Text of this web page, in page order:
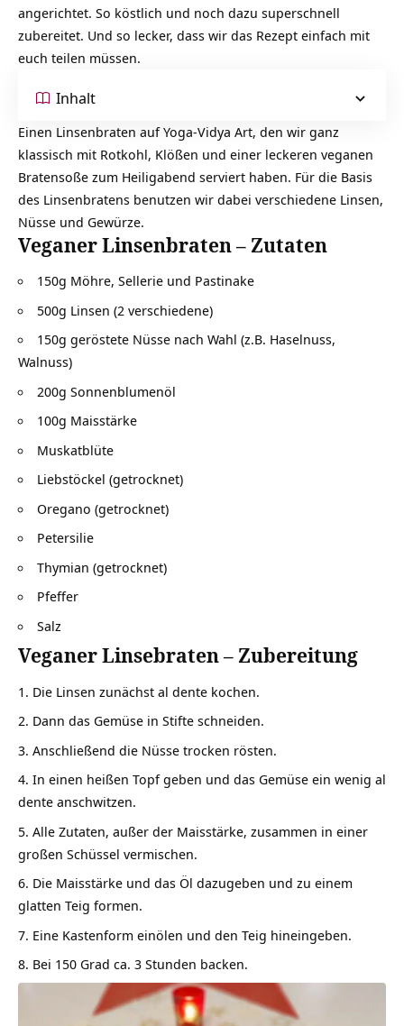
angerichtet. So köstlich und noch dazu superschnell
zubereitet. Und so lecker, dass wir das Rezept einfach mit
euch teilen müssen.
Inhalt
Einen Linsenbraten auf Yoga-Vidya Art, den wir ganz
klassisch mit Rotkohl, Klößen und einer leckeren veganen
Bratensoße zum Heiligabend serviert haben. Für die Basis
des Linsenbratens benutzen wir dabei verschiedene Linsen,
Nüsse und Gewürze.
Veganer Linsenbraten – Zutaten
150g Möhre, Sellerie und Pastinake
500g Linsen (2 verschiedene)
150g geröstete Nüsse nach Wahl (z.B. Haselnuss,
Walnuss)
200g Sonnenblumenöl
100g Maisstärke
Muskatblüte
Liebstöckel (getrocknet)
Oregano (getrocknet)
Petersilie
Thymian (getrocknet)
Pfeffer
Salz
Veganer Linsebraten – Zubereitung
Die Linsen zunächst al dente kochen.
Dann das Gemüse in Stifte schneiden.
Anschließend die Nüsse trocken rösten.
In einen heißen Topf geben und das Gemüse ein wenig al
dente anschwitzen.
Alle Zutaten, außer der Maisstärke, zusammen in einer
großen Schüssel vermischen.
Die Maisstärke und das Öl dazugeben und zu einem
glatten Teig formen.
Eine Kastenform einölen und den Teig hineingeben.
Bei 150 Grad ca. 3 Stunden backen.